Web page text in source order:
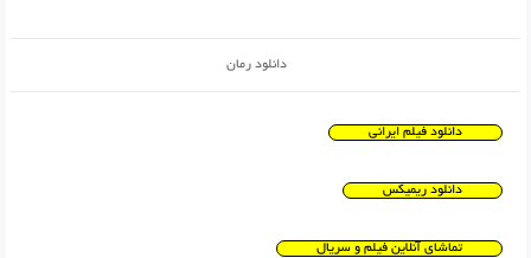
دانلود رمان
دانلود فیلم ایرانی
دانلود ریمیکس
تماشای آنلاین فیلم و سریال